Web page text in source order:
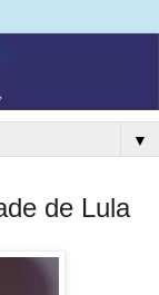
▼
de Lula